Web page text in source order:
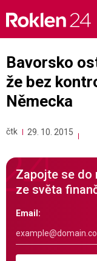
content
Bavorsko
že bez
Německa
čtk 29. 10. 2015
Zapojte se do
ze světa
Email: